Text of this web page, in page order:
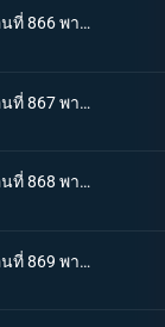
One piece วันพีช ตอนที่ 866 พากย์ไทย ในที่สุดก็กลับมา! ซันจิ ชายผู้หยุดสี่จักรพรรดิ
One piece วันพีช ตอนที่ 867 พากย์ไทย ศัตรูในเงามืด! นักลอบสังหารจู่โจมลูฟี่!
One piece วันพีช ตอนที่ 868 พากย์ไทย การตัดสินใจของลูกผู้ชาย เดิมพันครั้งใหญ๋ที่แลกด้วยชีวิต
One piece วันพีช ตอนที่ 869 พากย์ไทย จงตื่นขึ้นมา! ฮาคิสังเกตการณ์ สู่สุดยอดความแข็งแกร่ง!